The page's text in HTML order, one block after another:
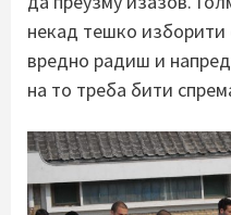
некад тешко изборити
вредно радиш и
на то треба бити